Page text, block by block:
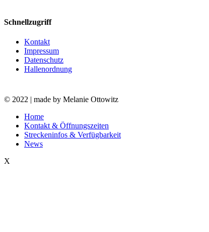
Schnellzugriff
Kontakt
Impressum
Datenschutz
Hallenordnung
© 2022 | made by Melanie Ottowitz
Close
Menu
Home
Kontakt & Öffnungszeiten
Streckeninfos & Verfügbarkeit
News
X